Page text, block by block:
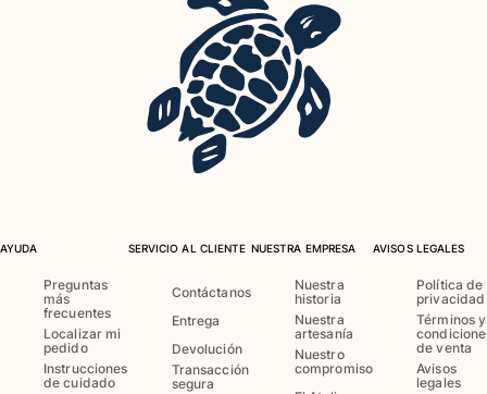
Calzado de Playa
Ver todo Zapatos
Juegos de playa
Ver todo Juegos de playa
AYUDA
Preguntas
más
frecuentes
Localizar mi
pedido
Instrucciones
de cuidado
SERVICIO AL CLIENTE
Contáctanos
Entrega
Devolución
Transacción
segura
NUESTRA EMPRESA
Nuestra
historia
Nuestra
artesanía
Nuestro
compromiso
AVISOS LEGALES
Política de
privacidad
Términos y
de venta
Avisos
legales